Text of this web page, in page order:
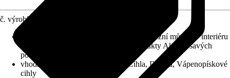
č. výrobku
Exteriér, Interiér, Jako adhezní můstek v interiéru
a exteriéru pro veškeré systémové produkty Akkit u savých
podkladů, Na stěnu a podlahu
vhodné podklady
Zdiva, Beton, Cihla, Dlažba, Vápenopískové
cihly